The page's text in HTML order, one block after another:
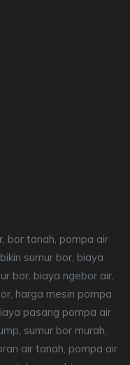
bor tanah, pompa air
sumur bor, biaya
bor, biaya ngebor air,
harga mesin pompa
pasang pompa air
sumur bor murah,
air tanah, pompa air